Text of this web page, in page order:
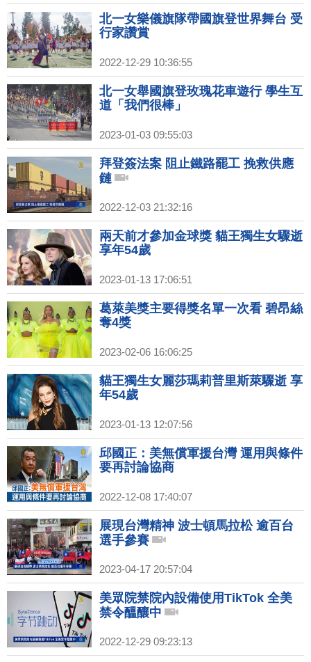
北一女樂儀旗隊帶國旗登世界舞台 受
行家讚賞
2022-12-29 10:36:55
北一女舉國旗登玫瑰花車遊行 學生互
道「我們很棒」
2023-01-03 09:55:03
拜登簽法案 阻止鐵路罷工 挽救供應
鏈
2022-12-03 21:32:16
兩天前才參加金球獎 貓王獨生女驟逝
享年54歲
2023-01-13 17:06:51
葛萊美獎主要得獎名單一次看 碧昂絲
奪4獎
2023-02-06 16:06:25
貓王獨生女麗莎瑪莉普里斯萊驟逝 享
年54歲
2023-01-13 12:07:56
邱國正：美無償軍援台灣 運用與條件
要再討論協商
2022-12-08 17:40:07
展現台灣精神 波士頓馬拉松 逾百台
選手參賽
2023-04-17 20:57:04
美眾院禁院內設備使用TikTok 全美
禁令醞釀中
2022-12-29 09:23:13